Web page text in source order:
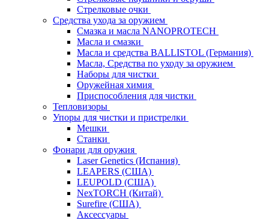
Стрелковые очки
Средства ухода за оружием
Смазка и масла NANOPROTECH
Масла и смазки
Масла и средства BALLISTOL (Германия)
Масла, Средства по уходу за оружием
Наборы для чистки
Оружейная химия
Приспособления для чистки
Тепловизоры
Упоры для чистки и пристрелки
Мешки
Станки
Фонари для оружия
Laser Genetics (Испания)
LEAPERS (США)
LEUPOLD (США)
NexTORCH (Китай)
Surefire (США)
Аксессуары